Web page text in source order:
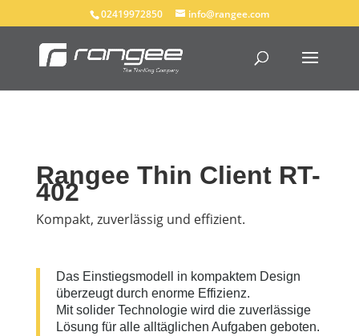
02419972850 info@rangee.com
Rangee Thin Client RT-
402
Kompakt, zuverlässig und effizient.
Das Einstiegsmodell in kompaktem Design
überzeugt durch enorme Effizienz.
Mit solider Technologie wird die zuverlässige
Lösung für alle alltäglichen Aufgaben geboten.